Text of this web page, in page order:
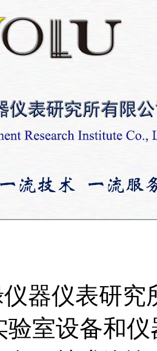
器仪表研究
验室设备和